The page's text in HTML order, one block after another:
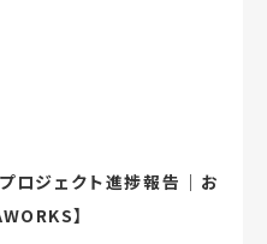
ロジェクト進捗報告｜お
】